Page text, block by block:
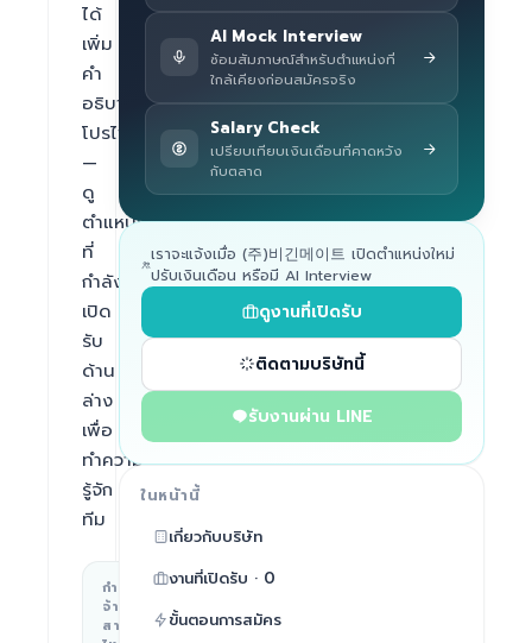
ได้
เพิ่ม
คำ
อธิบาย
โปรไฟล์
—
ดู
ตำแหน่ง
ที่
กำลัง
เปิด
รับ
ด้าน
ล่าง
เพื่อ
ทำความ
รู้จัก
ทีม
กำลัง
จ้าง
สาย
สถานที่
AI Mock Interview
ซ้อมสัมภาษณ์สำหรับตำแหน่งที่
ใกล้เคียงก่อนสมัครจริง
Salary Check
เปรียบเทียบเงินเดือนที่คาดหวัง
กับตลาด
เราจะแจ้งเมื่อ (주)비긴메이트 เปิดตำแหน่งใหม่
ปรับเงินเดือน หรือมี AI Interview
ดูงานที่เปิดรับ
ติดตามบริษัทนี้
รับงานผ่าน LINE
ในหน้านี้
เกี่ยวกับบริษัท
งานที่เปิดรับ · 0
ขั้นตอนการสมัคร